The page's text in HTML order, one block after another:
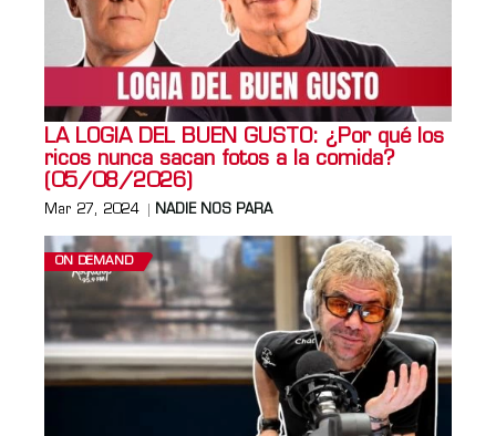
LA LOGIA DEL BUEN GUSTO: ¿Por qué los
ricos nunca sacan fotos a la comida?
(05/08/2026)
Mar 27, 2024 NADIE NOS PARA
ON DEMAND